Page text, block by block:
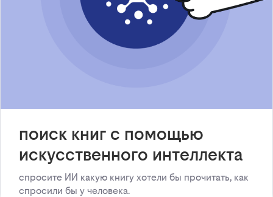
поиск книг с помощью
искусственного интеллекта
спросите ИИ какую книгу хотели бы прочитать, как
спросили бы у человека.